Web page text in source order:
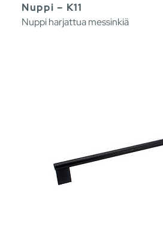
Nuppi – K11
Nuppi harjattua messinkiä